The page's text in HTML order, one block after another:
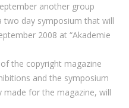
another group
two day symposium that will
2008 at “Akademie
the copyright magazine
and the symposium
made for the magazine, will